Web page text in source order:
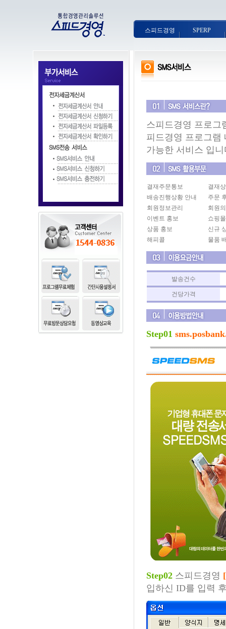
스피드경영 SPERP
스피드경영 프로그
피드경영 프로그램
가능한 서비스 입니
결재주문통보
결재
배송진행상황 안내
주문
회원정보관리
회원
이벤트 홍보
쇼핑
상품 홍보
신규
해피콜
물품
발송건수
건당가격
Step01
Step02 스피드경영
입하신 ID를 입력